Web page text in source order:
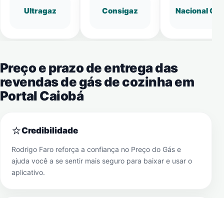
Ultragaz Consigaz Nacional Gás
Preço e prazo de entrega das
revendas de gás de cozinha em
Portal Caiobá
⭐Credibilidade
Rodrigo Faro reforça a confiança no Preço do Gás e
ajuda você a se sentir mais seguro para baixar e usar o
aplicativo.